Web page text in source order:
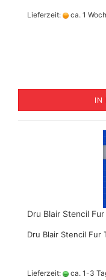
Lieferzeit: ca. 1
IN
Dru Blair Stencil
Dru Blair Stencil Fur
Lieferzeit: ca. 1-3